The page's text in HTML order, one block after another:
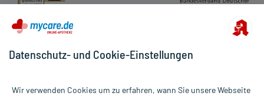
Datenschutz- und Cookie-Einstellungen
Wir verwenden Cookies um zu erfahren, wann Sie unsere Webseite